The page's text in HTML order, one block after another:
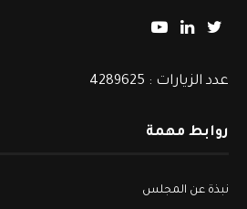
عدد الزيارات : 4289625
روابط مهمة
نبذة عن المجلس